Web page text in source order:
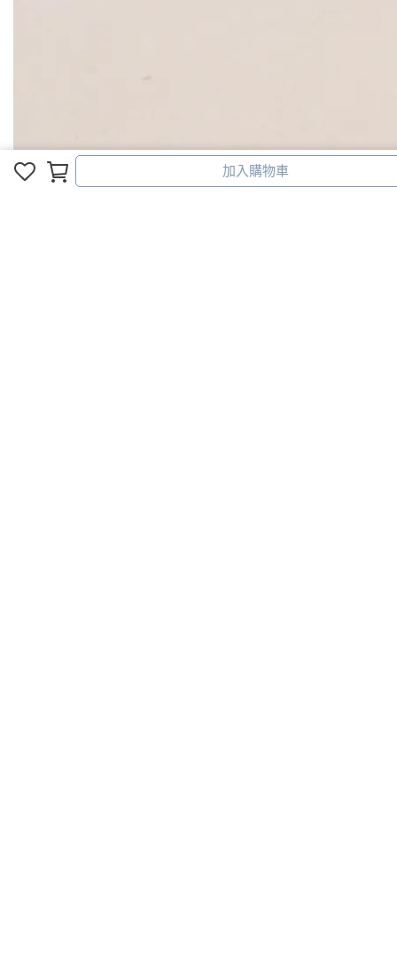
加入購物車